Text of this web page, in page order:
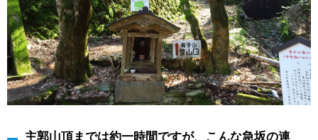
主郭山頂までは約一時間ですが、こんな急坂の連